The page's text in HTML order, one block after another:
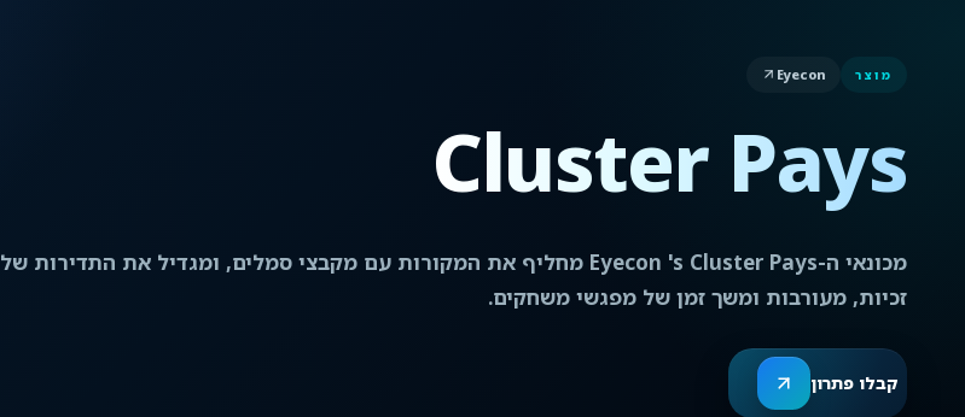
מוצר Eyecon
Cluster Pays
מכונאי ה-Eyecon 's Cluster Pays מחליף את המקורות עם מקבצי סמלים, ומגדיל את התדירות של
זכיות, מעורבות ומשך זמן של מפגשי משחקים.
קבלו פתרון